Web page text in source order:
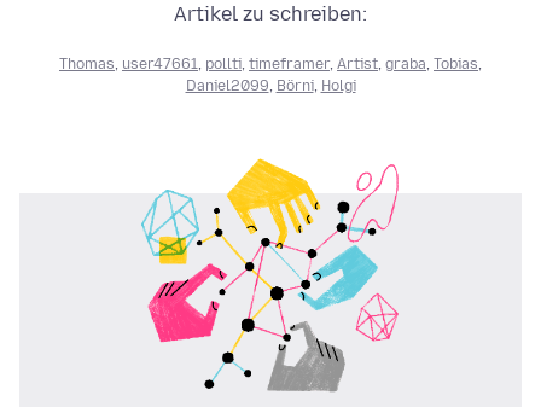
Artikel zu schreiben:
Thomas user47661 pollti timeframer, Artist graba Tobias
Daniel2099 Börni, Holgi